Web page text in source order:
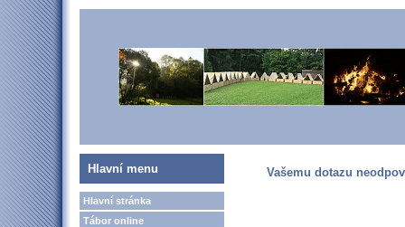
Hlavní menu
Hlavní stránka
Tábor online
Vašemu dotazu